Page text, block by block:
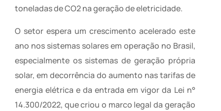
toneladas de CO2 na geração de eletricidade.
O setor espera um crescimento acelerado este
ano nos sistemas solares em operação no Brasil,
especialmente os sistemas de geração própria
solar, em decorrência do aumento nas tarifas de
energia elétrica e da entrada em vigor da Lei n°
14.300/2022, que criou o marco legal da geração